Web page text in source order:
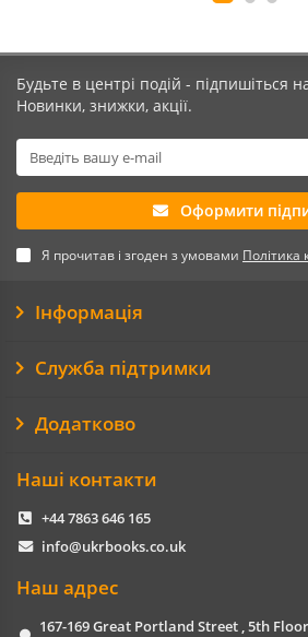
Будьте в центрі подій - підпишіться
Новинки, знижки, акції.
Оформити
Я прочитав і згоден з умовами Політика
Інформація
Служба підтримки
Додатково
Наші контакти
+44 7863 646 165
info@ukrbooks.co.uk
Наш адрес
167-169 Great Portland Street , 5th